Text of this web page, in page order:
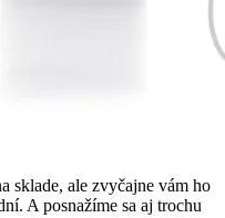
sklade, ale zvyčajne vám ho
A posnažíme sa aj trochu